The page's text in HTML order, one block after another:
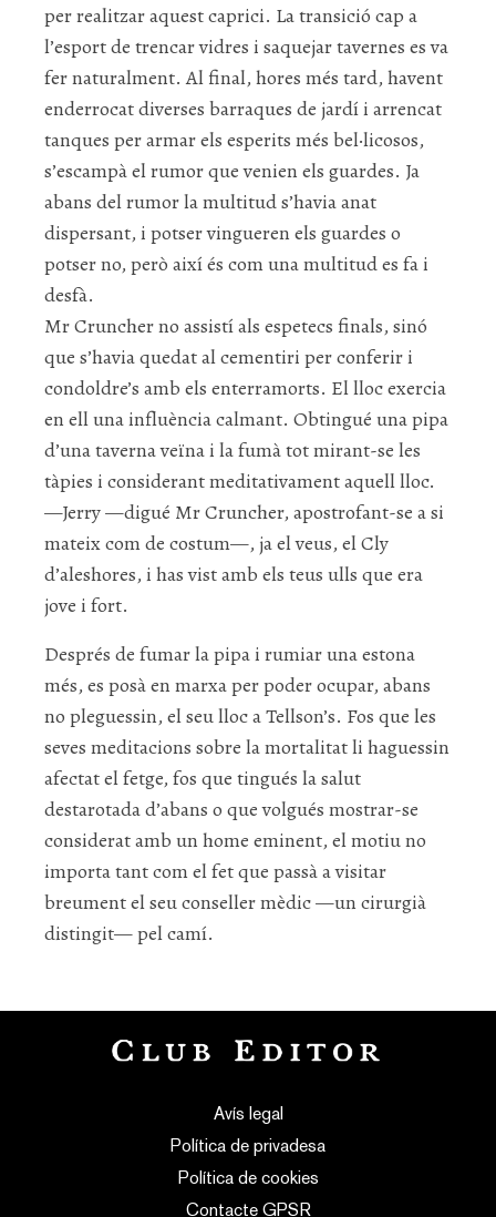
per realitzar aquest caprici. La transició cap a
l’esport de trencar vidres i saquejar tavernes es va
fer naturalment. Al final, hores més tard, havent
enderrocat diverses barraques de jardí i arrencat
tanques per armar els esperits més bel·licosos,
s’escampà el rumor que venien els guardes. Ja
abans del rumor la multitud s’havia anat
dispersant, i potser vingueren els guardes o
potser no, però així és com una multitud es fa i
desfà.
Mr Cruncher no assistí als espetecs finals, sinó
que s’havia quedat al cementiri per conferir i
condoldre’s amb els enterramorts. El lloc exercia
en ell una influència calmant. Obtingué una pipa
d’una taverna veïna i la fumà tot mirant-se les
tàpies i considerant meditativament aquell lloc.
—Jerry —digué Mr Cruncher, apostrofant-se a si
mateix com de costum—, ja el veus, el Cly
d’aleshores, i has vist amb els teus ulls que era
jove i fort.
Després de fumar la pipa i rumiar una estona
més, es posà en marxa per poder ocupar, abans
no pleguessin, el seu lloc a Tellson’s. Fos que les
seves meditacions sobre la mortalitat li haguessin
afectat el fetge, fos que tingués la salut
destarotada d’abans o que volgués mostrar-se
considerat amb un home eminent, el motiuno
importa tantcom el fet que passà a visitar
breument el seu conseller mèdic —un cirurgià
distingit— pel camí.
Avís legal
Política de privadesa
Política de cookies
Contacte GPSR